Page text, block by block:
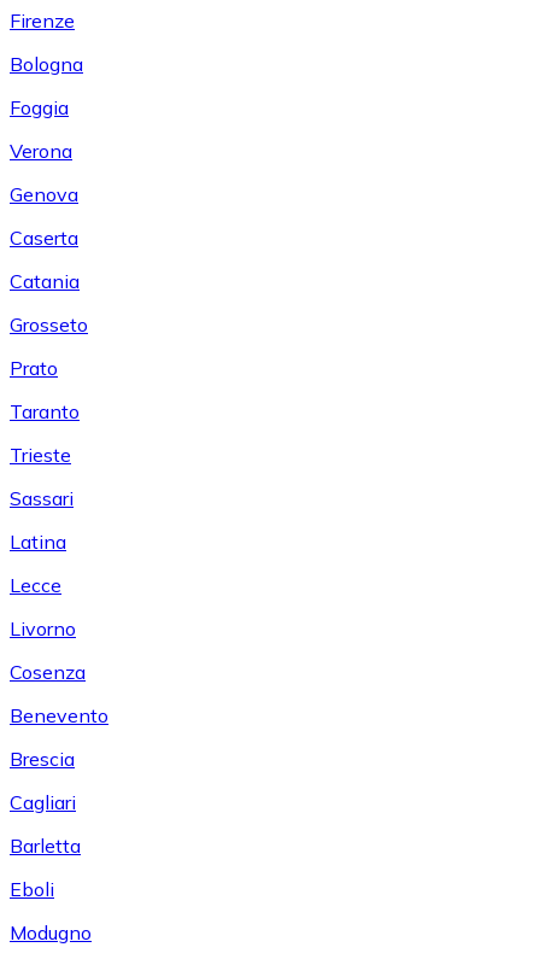
Firenze
Bologna
Foggia
Verona
Genova
Caserta
Catania
Grosseto
Prato
Taranto
Trieste
Sassari
Latina
Lecce
Livorno
Cosenza
Benevento
Brescia
Cagliari
Barletta
Eboli
Modugno